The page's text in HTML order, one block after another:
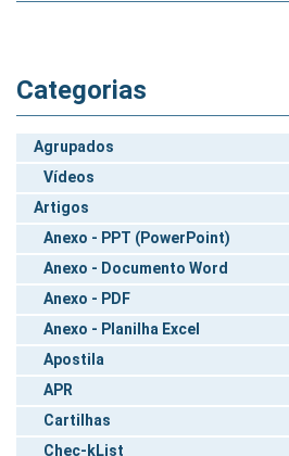
Categorias
Agrupados
Vídeos
Artigos
Anexo - PPT (PowerPoint)
Anexo - Documento Word
Anexo - PDF
Anexo - Planilha Excel
Apostila
APR
Cartilhas
Chec-kList